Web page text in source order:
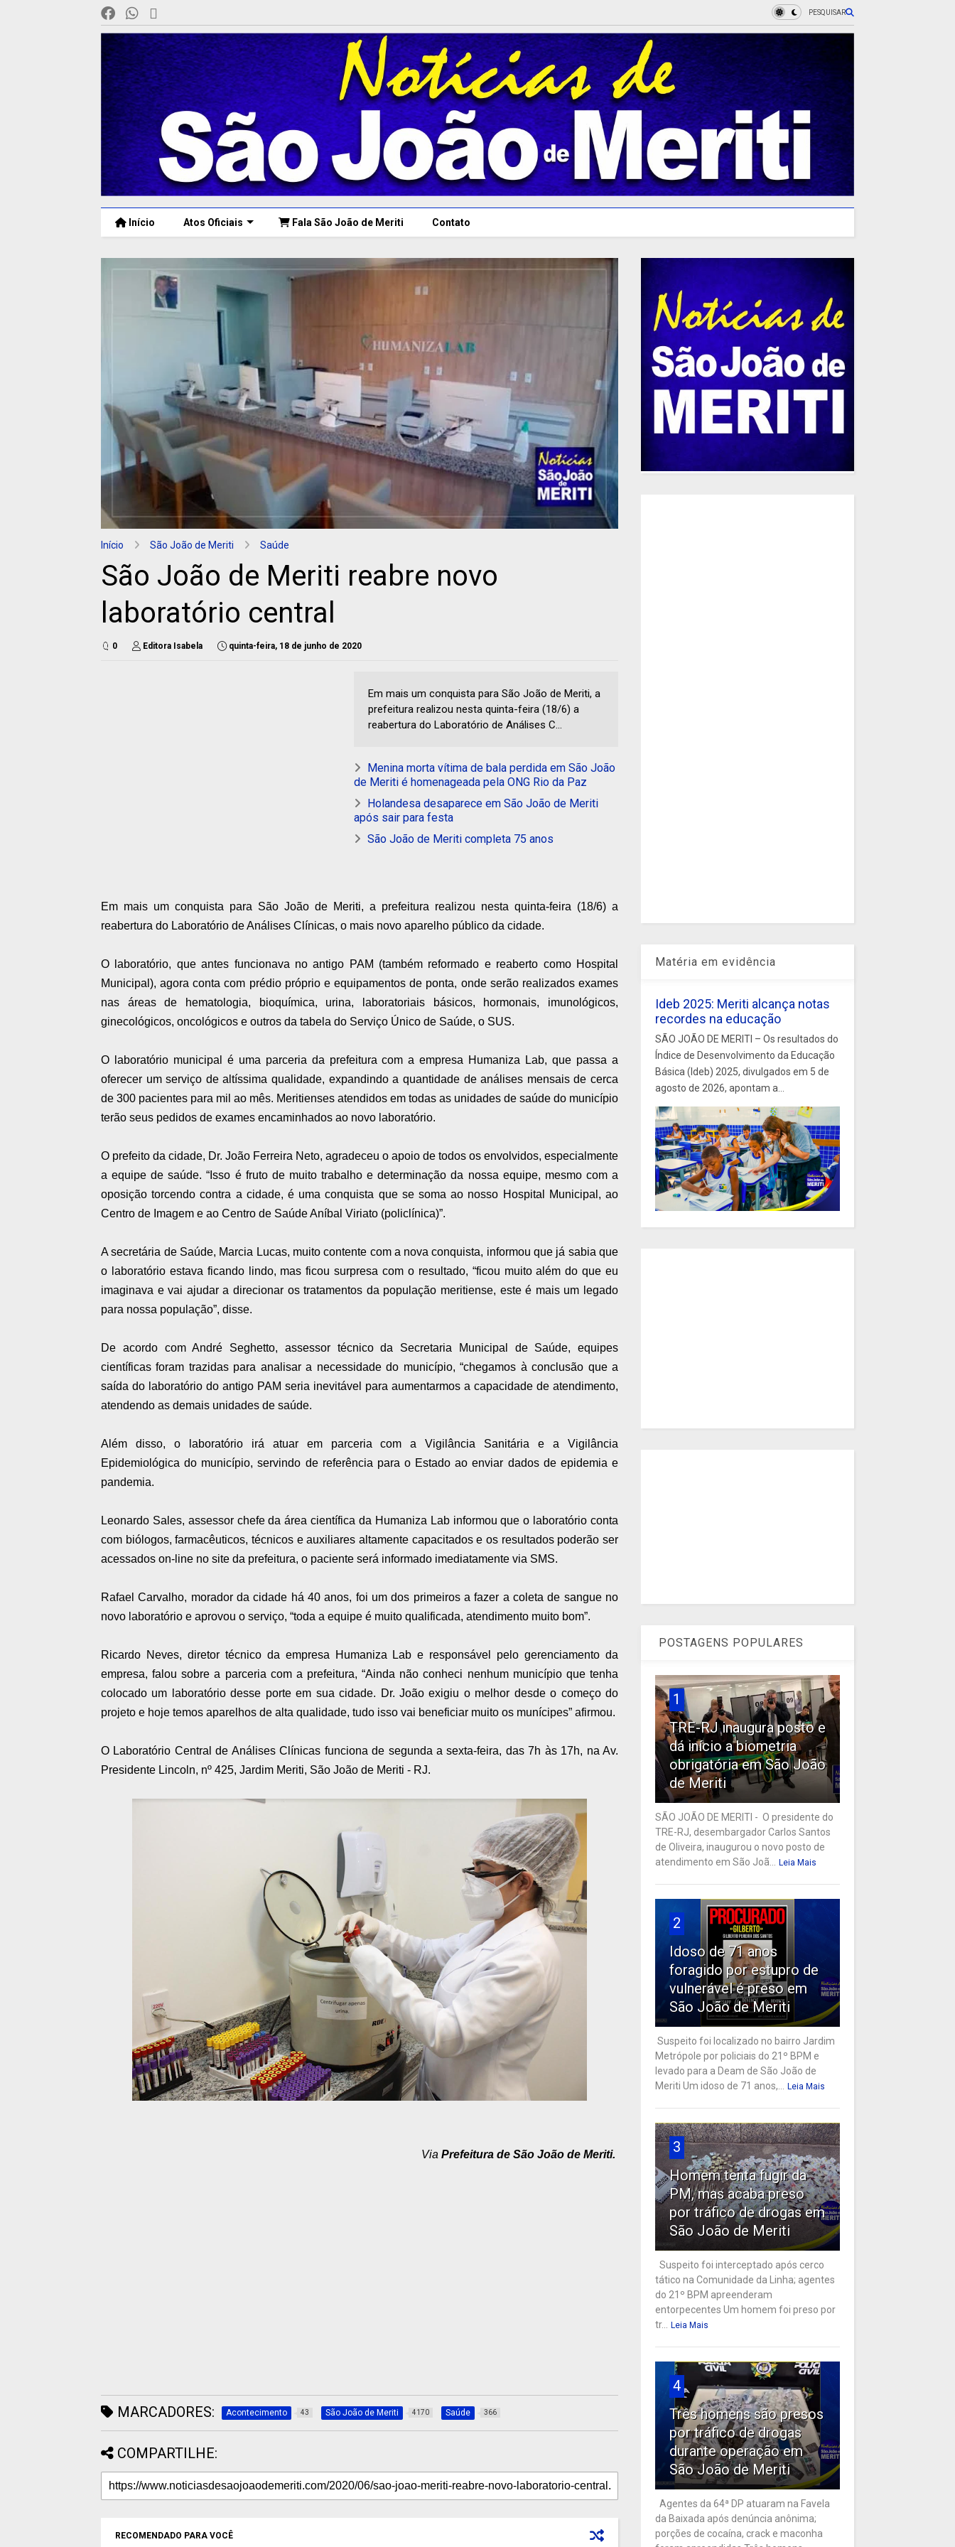
PESQUISAR
Início Atos Oficiais Fala São João de Meriti Contato
Início São João de Meriti Saúde
São João de Meriti reabre novo
laboratório central
0 Editora Isabela quinta-feira, 18 de junho de 2020
Em mais um conquista para São João de Meriti, a
prefeitura realizou nesta quinta-feira (18/6) a
reabertura do Laboratório de Análises C...
Menina morta vítima de bala perdida em São João
de Meriti é homenageada pela ONG Rio da Paz
Holandesa desaparece em São João de Meriti
após sair para festa
São João de Meriti completa 75 anos
Em mais um conquista para São João de Meriti, a prefeitura realizou nesta quinta-feira (18/6) a
reabertura do Laboratório de Análises Clínicas, o mais novo aparelho público da cidade.
O laboratório, que antes funcionava no antigo PAM (também reformado e reaberto como Hospital
Municipal), agora conta com prédio próprio e equipamentos de ponta, onde serão realizados exames
nas áreas de hematologia, bioquímica, urina, laboratoriais básicos, hormonais, imunológicos,
ginecológicos, oncológicos e outros da tabela do Serviço Único de Saúde, o SUS.
O laboratório municipal é uma parceria da prefeitura com a empresa Humaniza Lab, que passa a
oferecer um serviço de altíssima qualidade, expandindo a quantidade de análises mensais de cerca
de 300 pacientes para mil ao mês. Meritienses atendidos em todas as unidades de saúde do município
terão seus pedidos de exames encaminhados ao novo laboratório.
O prefeito da cidade, Dr. João Ferreira Neto, agradeceu o apoio de todos os envolvidos, especialmente
a equipe de saúde. “Isso é fruto de muito trabalho e determinação da nossa equipe, mesmo com a
oposição torcendo contra a cidade, é uma conquista que se soma ao nosso Hospital Municipal, ao
Centro de Imagem e ao Centro de Saúde Aníbal Viriato (policlínica)”.
A secretária de Saúde, Marcia Lucas, muito contente com a nova conquista, informou que já sabia que
o laboratório estava ficando lindo, mas ficou surpresa com o resultado, “ficou muito além do que eu
imaginava e vai ajudar a direcionar os tratamentos da população meritiense, este é mais um legado
para nossa população”, disse.
De acordo com André Seghetto, assessor técnico da Secretaria Municipal de Saúde, equipes
científicas foram trazidas para analisar a necessidade do município, “chegamos à conclusão que a
saída do laboratório do antigo PAM seria inevitável para aumentarmos a capacidade de atendimento,
atendendo as demais unidades de saúde.
Além disso, o laboratório irá atuar em parceria com a Vigilância Sanitária e a Vigilância
Epidemiológica do município, servindo de referência para o Estado ao enviar dados de epidemia e
pandemia.
Leonardo Sales, assessor chefe da área científica da Humaniza Lab informou que o laboratório conta
com biólogos, farmacêuticos, técnicos e auxiliares altamente capacitados e os resultados poderão ser
acessados on-line no site da prefeitura, o paciente será informado imediatamente via SMS.
Rafael Carvalho, morador da cidade há 40 anos, foi um dos primeiros a fazer a coleta de sangue no
novo laboratório e aprovou o serviço, “toda a equipe é muito qualificada, atendimento muito bom”.
Ricardo Neves, diretor técnico da empresa Humaniza Lab e responsável pelo gerenciamento da
empresa, falou sobre a parceria com a prefeitura, “Ainda não conheci nenhum município que tenha
colocado um laboratório desse porte em sua cidade. Dr. João exigiu o melhor desde o começo do
projeto e hoje temos aparelhos de alta qualidade, tudo isso vai beneficiar muito os munícipes” afirmou.
O Laboratório Central de Análises Clínicas funciona de segunda a sexta-feira, das 7h às 17h, na Av.
Presidente Lincoln, nº 425, Jardim Meriti, São João de Meriti - RJ.
Via Prefeitura de São João de Meriti.
MARCADORES: Acontecimento 43 São João de Meriti 4170 Saúde 366
COMPARTILHE:
RECOMENDADO PARA VOCÊ
Matéria em evidência
Ideb 2025: Meriti alcança notas
recordes na educação
SÃO JOÃO DE MERITI – Os resultados do
Índice de Desenvolvimento da Educação
Básica (Ideb) 2025, divulgados em 5 de
agosto de 2026, apontam a...
POSTAGENS POPULARES
1
TRE-RJ inaugura posto e
dá início a biometria
obrigatória em São João
de Meriti
SÃO JOÃO DE MERITI - O presidente do
TRE-RJ, desembargador Carlos Santos
de Oliveira, inaugurou o novo posto de
atendimento em São Joã...
Leia Mais
2
Idoso de 71 anos
foragido por estupro de
vulnerável é preso em
São João de Meriti
Suspeito foi localizado no bairro Jardim
Metrópole por policiais do 21º BPM e
levado para a Deam de São João de
Meriti Um idoso de 71 anos,...
Leia Mais
3
Homem tenta fugir da
PM, mas acaba preso
por tráfico de drogas em
São João de Meriti
Suspeito foi interceptado após cerco
tático na Comunidade da Linha; agentes
do 21º BPM apreenderam
entorpecentes Um homem foi preso por
tr...
Leia Mais
4
Três homens são presos
por tráfico de drogas
durante operação em
São João de Meriti
Agentes da 64ª DP atuaram na Favela
da Baixada após denúncia anônima;
porções de cocaína, crack e maconha